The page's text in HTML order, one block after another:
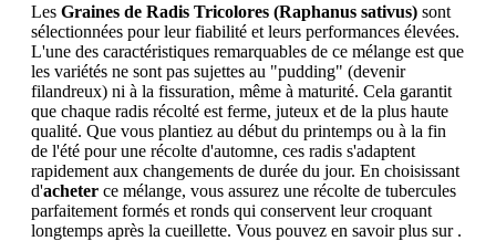
Les Graines de Radis Tricolores (Raphanus sativus) sont
sélectionnées pour leur fiabilité et leurs performances élevées.
L'une des caractéristiques remarquables de ce mélange est que
les variétés ne sont pas sujettes au "pudding" (devenir
filandreux) ni à la fissuration, même à maturité. Cela garantit
que chaque radis récolté est ferme, juteux et de la plus haute
qualité. Que vous plantiez au début du printemps ou à la fin
de l'été pour une récolte d'automne, ces radis s'adaptent
rapidement aux changements de durée du jour. En choisissant
d'acheter ce mélange, vous assurez une récolte de tubercules
parfaitement formés et ronds qui conservent leur croquant
longtemps après la cueillette. Vous pouvez en savoir plus sur .